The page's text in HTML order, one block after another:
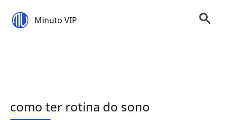
Minuto VIP
como ter rotina do sono